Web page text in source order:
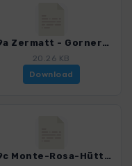
09a Zermatt - Gornergrat-Rotenboden - Monte-Rosa-Hütte.gpx
20.26 KB
Download
09c Monte-Rosa-Hütte.gpx